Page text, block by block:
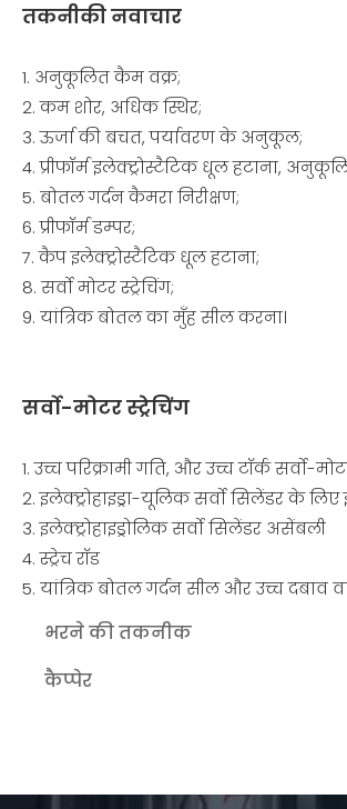
तकनीकी नवाचार
1. अनुकूलित कैम वक्र;
2. कम शोर, अधिक स्थिर;
3. ऊर्जा की बचत, पर्यावरण के अनुकूल;
4. प्रीफॉर्म इलेक्ट्रोस्टैटिक धूल हटाना,
5. बोतल गर्दन कैमरा निरीक्षण;
6. प्रीफॉर्म डम्पर;
7. कैप इलेक्ट्रोस्टैटिक धूल हटाना;
8. सर्वो मोटर स्ट्रेचिंग;
9. यांत्रिक बोतल का मुँह सील करना।
सर्वो-मोटर स्ट्रेचिंग
1. उच्च परिक्रामी गति, और उच्च टॉर्क सर्वो-
2. इलेक्ट्रोहाइड्रा-यूलिक सर्वो सिलेंडर के
3. इलेक्ट्रोहाइड्रोलिक सर्वो सिलेंडर असेंबली
4. स्ट्रेच रॉड
5. यांत्रिक बोतल गर्दन सील और उच्च दबाव
भरने की तकनीक
कैप्पेर